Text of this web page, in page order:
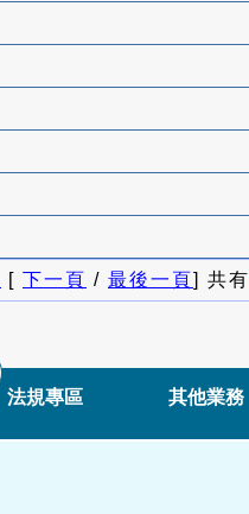
[ 下一頁 / 最後一頁] 共有
法規專區 其他業務